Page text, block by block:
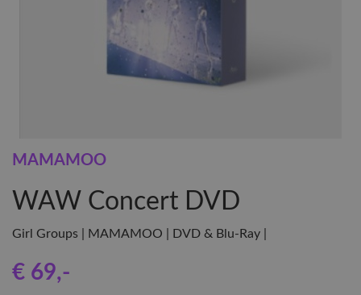
MAMAMOO
WAW Concert DVD
Girl Groups | MAMAMOO | DVD & Blu-Ray |
€ 69,-